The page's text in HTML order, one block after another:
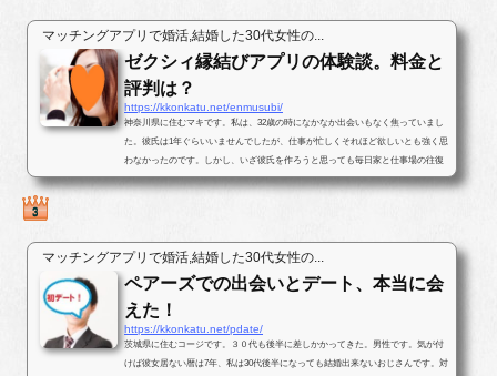
マッチングアプリで婚活,結婚した30代女性の...
ゼクシィ縁結びアプリの体験談。料金と
評判は？
https://kkonkatu.net/enmusubi/
神奈川県に住むマキです。私は、32歳の時になかなか出会いもなく焦っていまし
た。彼氏は1年ぐらいいませんでしたが、仕事が忙しくそれほど欲しいとも強く思
わなかったのです。しかし、いざ彼氏を作ろうと思っても毎日家と仕事場の往復
ばかりで出会いがなかったのです...
マッチングアプリで婚活,結婚した30代女性の...
ペアーズでの出会いとデート、本当に会
えた！
https://kkonkatu.net/pdate/
茨城県に住むコージです。３０代も後半に差しかかってきた。男性です。気が付
けば彼女居ない暦は7年、私は30代後半になっても結婚出来ないおじさんです。対